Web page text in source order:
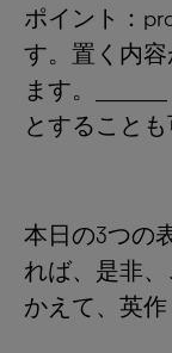
ポイント：
す。置く内容
ます。
とすることも
本日の3つの
れば、是非
かえて、英作